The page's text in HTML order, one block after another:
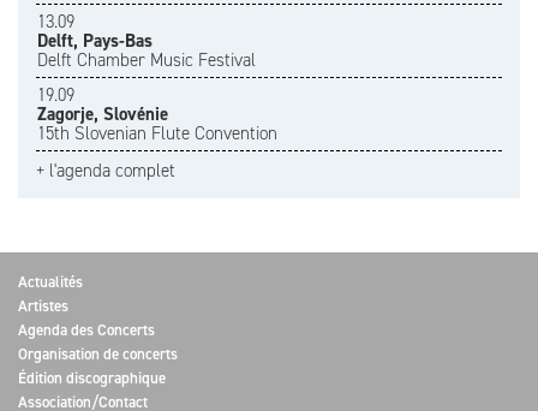
13.09
Delft, Pays-Bas
Delft Chamber Music Festival
19.09
Zagorje, Slovénie
15th Slovenian Flute Convention
+ l'agenda complet
Actualités
Artistes
Agenda des Concerts
Organisation de concerts
Édition discographique
Association/Contact